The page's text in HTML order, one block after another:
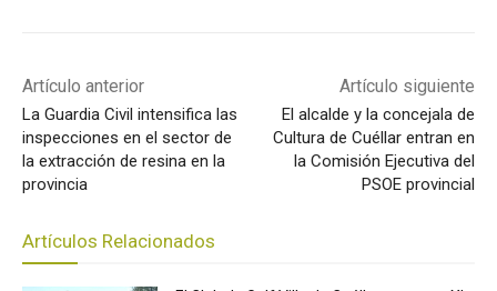
Artículo anterior
La Guardia Civil intensifica las
inspecciones en el sector de
la extracción de resina en la
provincia
Artículo siguiente
El alcalde y la concejala de
Cultura de Cuéllar entran en
la Comisión Ejecutiva del
PSOE provincial
Artículos Relacionados